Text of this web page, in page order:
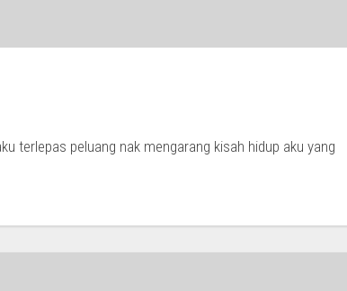
terlepas peluang nak mengarang kisah hidup aku yang